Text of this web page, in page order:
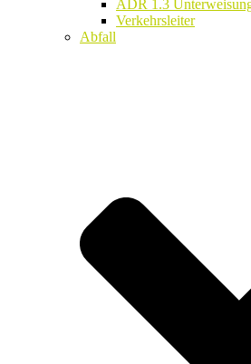
ADR 1.3
Verkehrsleiter
Abfall